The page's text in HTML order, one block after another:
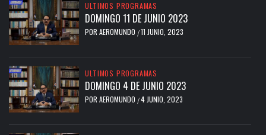
ULTIMOS PROGRAMAS
DOMINGO 11 DE JUNIO 2023
POR AEROMUNDO /11 JUNIO, 2023
ULTIMOS PROGRAMAS
DOMINGO 4 DE JUNIO 2023
POR AEROMUNDO /4 JUNIO, 2023